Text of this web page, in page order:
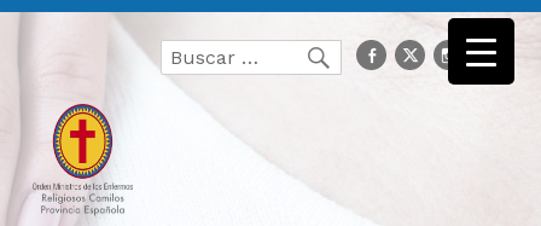
Buscar
por:
Buscarfacebook
Twitter